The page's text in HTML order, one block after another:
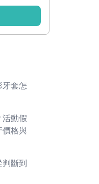
牙套怎
活動假
價格與
斷到